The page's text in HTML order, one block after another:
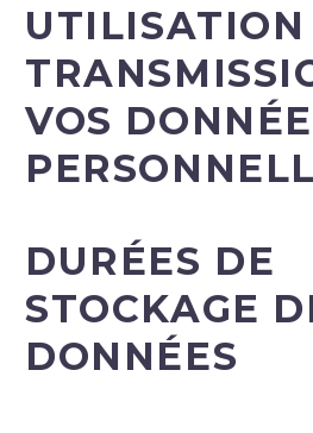
UTILISATION
VOS
DURÉES DE
STOCKAGE
DONNÉES